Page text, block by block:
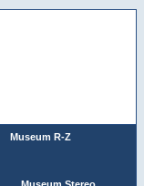
Museum R-Z